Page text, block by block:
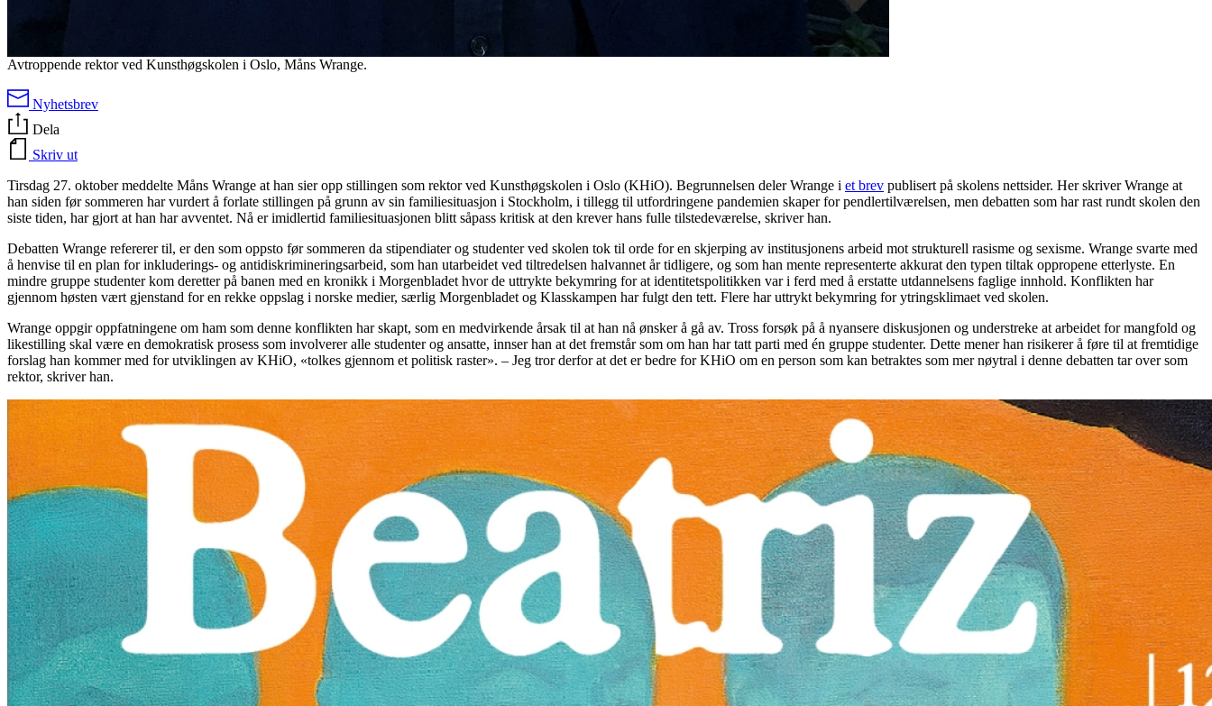
Avtroppende rektor ved Kunsthøgskolen i Oslo, Måns Wrange.
Nyhetsbrev
Dela
Skriv ut
Tirsdag 27. oktober meddelte Måns Wrange at han sier opp stillingen som rektor ved Kunsthøgskolen i Oslo (KHiO). Begrunnelsen deler Wrange i et brev publisert på skolens nettsider. Her skriver Wrange at
han siden før sommeren har vurdert å forlate stillingen på grunn av sin familiesituasjon i Stockholm, i tillegg til utfordringene pandemien skaper for pendlertilværelsen, men debatten som har rast rundt skolen den
siste tiden, har gjort at han har avventet. Nå er imidlertid familiesituasjonen blitt såpass kritisk at den krever hans fulle tilstedeværelse, skriver han.
Debatten Wrange refererer til, er den som oppsto før sommeren da stipendiater og studenter ved skolen tok til orde for en skjerping av institusjonens arbeid mot strukturell rasisme og sexisme. Wrange svarte med
å henvise til en plan for inkluderings- og antidiskrimineringsarbeid, som han utarbeidet ved tiltredelsen halvannet år tidligere, og som han mente representerte akkurat den typen tiltak oppropene etterlyste. En
mindre gruppe studenter kom deretter på banen med en kronikk i Morgenbladet hvor de uttrykte bekymring for at identitetspolitikken var i ferd med å erstatte utdannelsens faglige innhold. Konflikten har
gjennom høsten vært gjenstand for en rekke oppslag i norske medier, særlig Morgenbladet og Klasskampen har fulgt den tett. Flere har uttrykt bekymring for ytringsklimaet ved skolen.
Wrange oppgir oppfatningene om ham som denne konflikten har skapt, som en medvirkende årsak til at han nå ønsker å gå av. Tross forsøk på å nyansere diskusjonen og understreke at arbeidet for mangfold og
likestilling skal være en demokratisk prosess som involverer alle studenter og ansatte, innser han at det fremstår som om han har tatt parti med én gruppe studenter. Dette mener han risikerer å føre til at fremtidige
forslag han kommer med for utviklingen av KHiO, «tolkes gjennom et politisk raster». – Jeg tror derfor at det er bedre for KHiO om en person som kan betraktes som mer nøytral i denne debatten tar over som
rektor, skriver han.